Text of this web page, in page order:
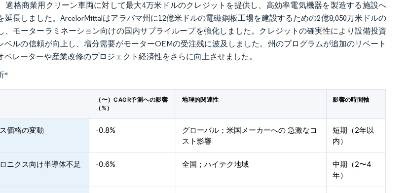
適格商業用クリーン車両に対して最大4万米ドルのクレジットを提供し、高効率電気機器を製造する施設へ
延長しました。ArcelorMittalはアラバマ州に12億米ドルの電磁鋼板工場を建設するための2億8,050万米ドルの
、モーターラミネーション向けの国内サプライループを強化しました。クレジットの確実性により設備投資
ベルの信頼が向上し、増分需要がモーターOEMの受注残に波及しました。州のプログラムが追加のリベート
ペレーターや産業改修のプロジェクト経済性をさらに向上させました。
*
（〜）CAGR予測への影響
（%）
地理的関連性 影響の時間軸
価格の変動 -0.8%
グローバル；米国メーカーへの 急激なコ
スト影響
短期（2年以
内）
ニクス向け半導体不足 -0.6% 全国；ハイテク地域
中期（2〜4
年）